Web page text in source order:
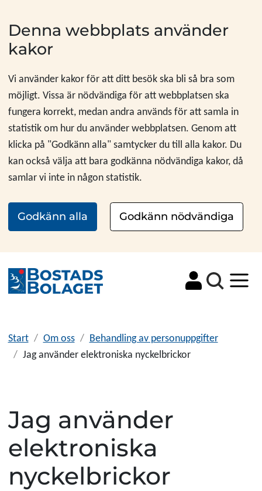
Denna webbplats använder
kakor
Vi använder kakor för att ditt besök ska bli så bra som
möjligt. Vissa är nödvändiga för att webbplatsen ska
fungera korrekt, medan andra används för att samla in
statistik om hur du använder webbplatsen. Genom att
klicka på "Godkänn alla" samtycker du till alla kakor. Du
kan också välja att bara godkänna nödvändiga kakor, då
samlar vi inte in någon statistik.
Godkänn alla Godkänn nödvändiga
Sök
Start Om oss
Behandling av personuppgifter
Jag använder elektroniska nyckelbrickor
Jag använder
elektroniska
nyckelbrickor